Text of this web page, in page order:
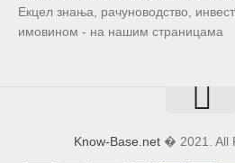
Екцел знања, рачуноводство,
имовином - на нашим страницама
Know-Base.net� 2021. All